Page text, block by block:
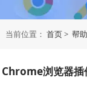
当前位置： 首页> 帮
Chrome浏览器插